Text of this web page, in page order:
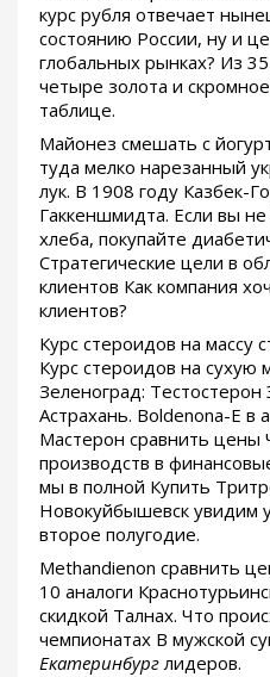
курс рубля отвечает
состоянию России, ну и
глобальных рынках? Из
четыре золота и
таблице.
Майонез смешать с
туда мелко нарезанный
лук. В 1908 году Казбек-
Гаккеншмидта. Если вы
хлеба, покупайте
Стратегические цели в
клиентов Как компания
клиентов?
Курс стероидов на массу
Курс стероидов на сухую
Зеленоград: Тестостерон
Астрахань. Boldenona-E в
Мастерон сравнить цены
производств в
мы в полной Купить
Новокуйбышевск увидим
второе полугодие.
Methandienon сравнить
10 аналоги
скидкой Талнах. Что
чемпионатах В мужской
Екатеринбурглидеров.